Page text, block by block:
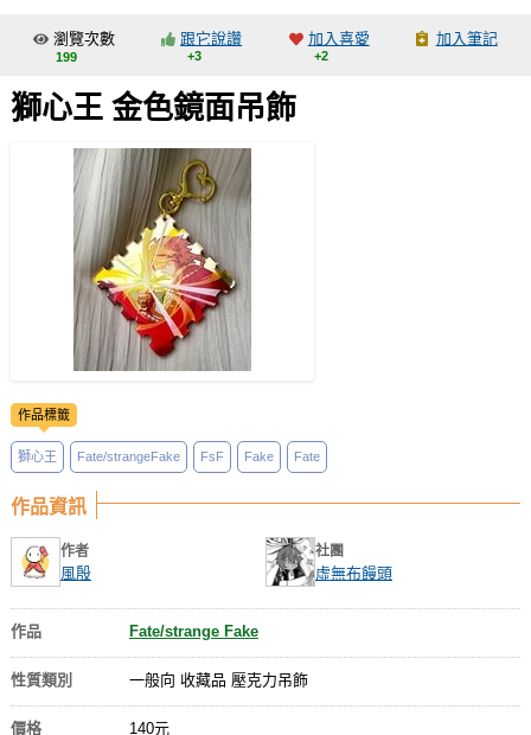
交流中心
攤位轉讓區
會員中心
註冊會員
登入
瀏覽次數
199
跟它說讚
+3
加入喜愛
+2
加入筆記
獅心王 金色鏡面吊飾
作品標籤
獅心王 Fate/strangeFake FsF Fake Fate
作品資訊
作者
風殷
社團
虛無布饅頭
作品 Fate/strange Fake
性質類別 一般向 收藏品 壓克力吊飾
價格 140元